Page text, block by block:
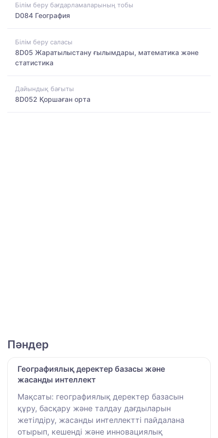
Білім беру бағдарламаларының тобы
D084 География
Білім беру саласы
8D05 Жаратылыстану ғылымдары, математика және
статистика
Дайындық бағыты
8D052 Қоршаған орта
Пәндер
Географиялық деректер базасы және
жасанды интеллект
Мақсаты: географиялық деректер базасын
құру, басқару және талдау дағдыларын
жетілдіру, жасанды интеллектті пайдалана
отырып, кешенді және инновациялық